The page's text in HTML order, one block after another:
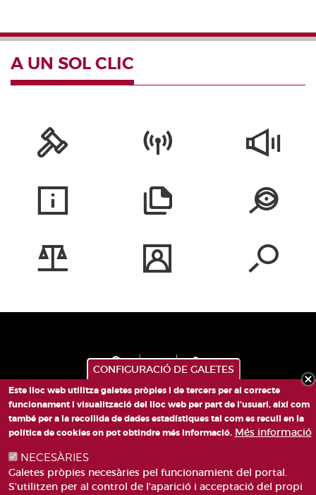
A UN SOL CLIC
PLAÇA DE SANT LLORENÇ, 4 VALÈNCIA 46003
CONFIGURACIÓ DE GALETES
Este lloc web utilitza galetes pròpies i de tercers per al correcte
funcionament i visualització del lloc web per part de l'usuari, així com
també per a la recollida de dades estadístiques tal com es recull en la
política de cookies on pot obtindre més informació. Més informació
NECESÀRIES
Galetes pròpies necesàries pel funcionamient del portal.
S'utilitzen per al control de l'aparició i acceptació del propi